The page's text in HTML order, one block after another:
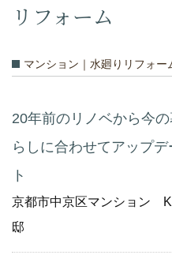
リフォーム
マンション｜水廻りリフォー
20年前のリノベから今の
らしに合わせてアップデ
ト
京都市中京区マンション
邸